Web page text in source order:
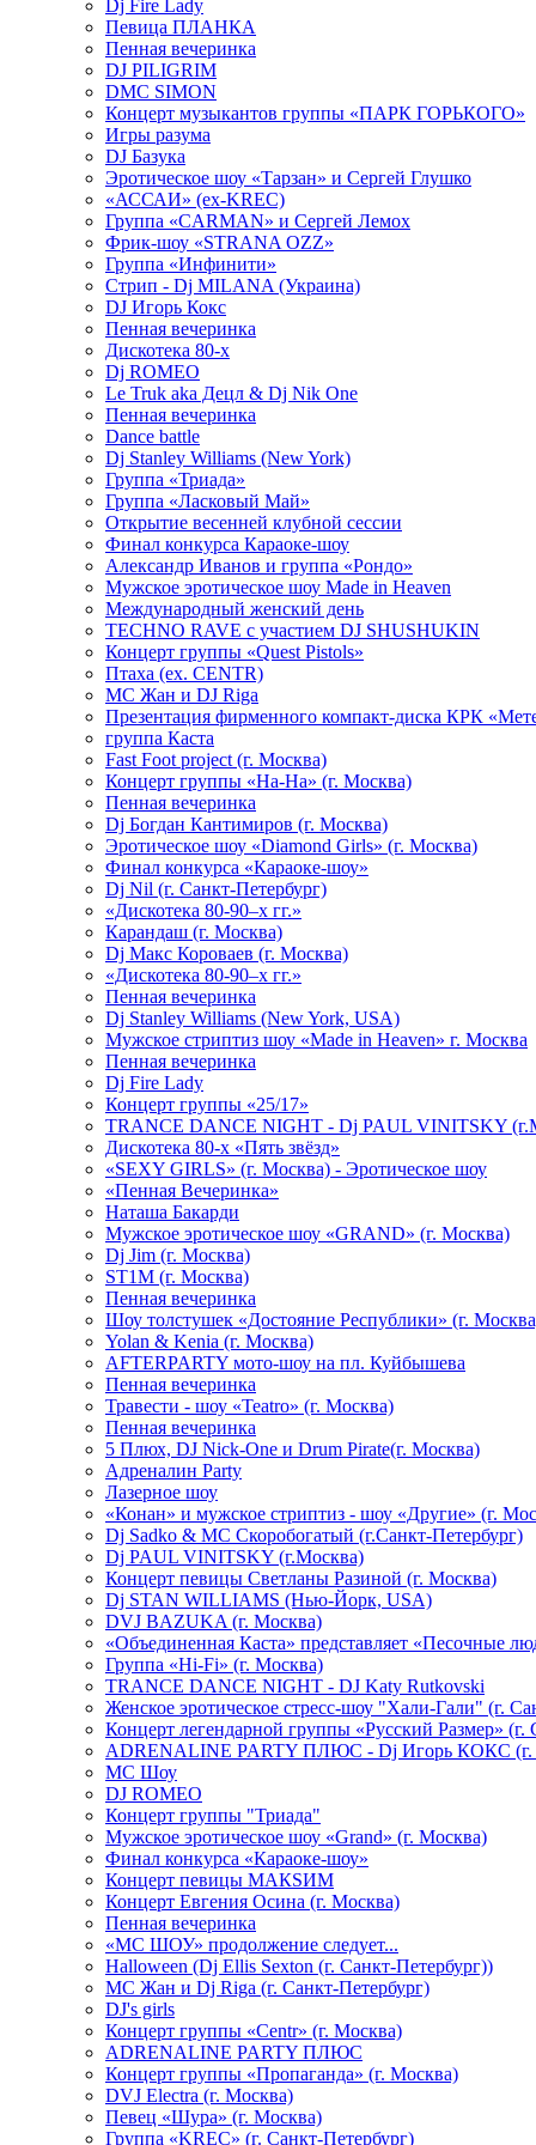
Dj Fire Lady
Певица ПЛАНКА
Пенная вечеринка
DJ PILIGRIM
DMC SIMON
Концерт музыкантов группы «ПАРК ГОРЬКОГО»
Игры разума
DJ Базука
Эротическое шоу «Тарзан» и Сергей Глушко
«АССАИ» (ex-KREC)
Группа «CARMAN» и Сергей Лемох
Фрик-шоу «STRANA OZZ»
Группа «Инфинити»
Стрип - Dj MILANA (Украина)
DJ Игорь Кокс
Пенная вечеринка
Дискотека 80-х
Dj ROMEO
Le Truk aka Децл & Dj Nik One
Пенная вечеринка
Dance battle
Dj Stanley Williams (New York)
Группа «Триада»
Группа «Ласковый Май»
Открытие весенней клубной сессии
Финал конкурса Караоке-шоу
Александр Иванов и группа «Рондо»
Мужское эротическое шоу Made in Heaven
Международный женский день
TECHNO RAVE с участием DJ SHUSHUKIN
Концерт группы «Quest Pistols»
Птаха (ex. CENTR)
МС Жан и DJ Riga
Презентация фирменного компакт-диска КРК
группа Каста
Fast Foot project (г. Москва)
Концерт группы «На-На» (г. Москва)
Пенная вечеринка
Dj Богдан Кантимиров (г. Москва)
Эротическое шоу «Diamond Girls» (г. Москва)
Финал конкурса «Караоке-шоу»
Dj Nil (г. Санкт-Петербург)
«Дискотека 80-90–х гг.»
Карандаш (г. Москва)
Dj Макс Короваев (г. Москва)
«Дискотека 80-90–х гг.»
Пенная вечеринка
Dj Stanley Williams (New York, USA)
Мужское стриптиз шоу «Made in Heaven» г. Москва
Пенная вечеринка
Dj Fire Lady
Концерт группы «25/17»
TRANCE DANCE NIGHT - Dj PAUL VINITSKY
Дискотека 80-х «Пять звёзд»
«SEXY GIRLS» (г. Москва) - Эротическое шоу
«Пенная Вечеринка»
Hаташа Бакарди
Мужское эротическое шоу «GRAND» (г. Москва)
Dj Jim (г. Москва)
ST1M (г. Москва)
Пенная вечеринка
Шоу толстушек «Достояние Республики» (г.
Yolan & Kenia (г. Москва)
AFTERPARTY мото-шоу на пл. Куйбышева
Пенная вечеринка
Травести - шоу «Teatro» (г. Москва)
Пенная вечеринка
5 Плюх, DJ Nick-One и Drum Pirate(г. Москва)
Адреналин Party
Лазерное шоу
«Конан» и мужское стриптиз - шоу «Другие» (г.
Dj Sadko & МС Скоробогатый (г.Санкт-Петербург)
Dj PAUL VINITSKY (г.Москва)
Концерт певицы Светланы Разиной (г. Москва)
Dj STAN WILLIAMS (Нью-Йорк, USA)
DVJ BAZUKA (г. Москва)
«Объединенная Каста» представляет «Песочные
Группа «Hi-Fi» (г. Москва)
TRANCE DANCE NIGHT - DJ Katy Rutkovski
Женское эротическое стресс-шоу "Хали-Гали" (г.
Концерт легендарной группы «Русский Размер» (г.
ADRENALINE PARTY ПЛЮС - Dj Игорь КОКС (г.
MC Шоу
DJ ROMEO
Концерт группы "Триада"
Мужское эротическое шоу «Grand» (г. Москва)
Финал конкурса «Караоке-шоу»
Концерт певицы МАКSИМ
Концерт Евгения Осина (г. Москва)
Пенная вечеринка
«МС ШОУ» продолжение следует...
Halloween (Dj Ellis Sexton (г. Санкт-Петербург))
МС Жан и Dj Riga (г. Санкт-Петербург)
DJ's girls
Концерт группы «Centr» (г. Москва)
ADRENALINE PARTY ПЛЮС
Концерт группы «Пропаганда» (г. Москва)
DVJ Electra (г. Москва)
Певец «Шура» (г. Москва)
Группа «KREC» (г. Санкт-Петербург)